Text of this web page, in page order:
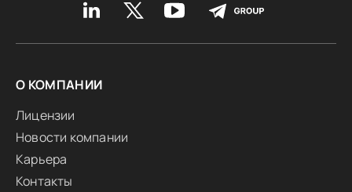
О КОМПАНИИ
Лицензии
Новости компании
Карьера
Контакты